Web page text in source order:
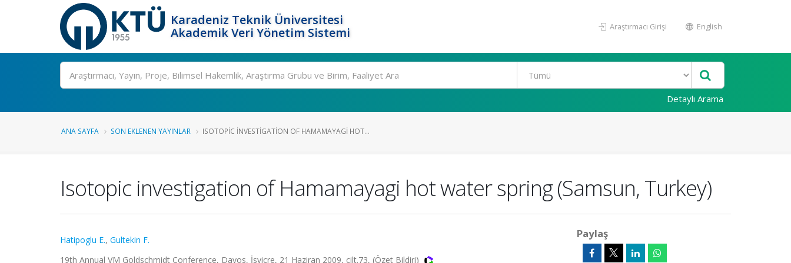
Karadeniz Teknik Üniversitesi
Akademik Veri Yönetim Sistemi
Araştırmacı Girişi English
Ara
Detaylı Arama
ANA SAYFA SON EKLENEN YAYINLAR ISOTOPIC INVESTIGATION OF HAMAMAYAGI HOT...
Isotopic investigation of Hamamayagi hot water spring (Samsun, Turkey)
Hatipoglu E., Gultekin F.
19th Annual VM Goldschmidt Conference, Davos, İsviçre, 21 Haziran 2009, cilt.73, (Özet Bildiri)
Paylaş